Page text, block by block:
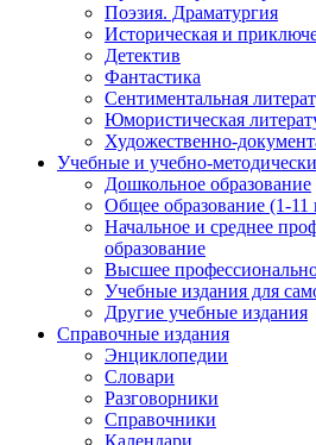
Поэзия. Драматургия
Историческая и
Детектив
Фантастика
Сентиментальная
Юмористическая
Художественно-
Учебные и учебно-
Дошкольное образование
Общее образование (1-11
Начальное и среднее
образование
Высшее
Учебные издания для
Другие учебные издания
Справочные издания
Энциклопедии
Словари
Разговорники
Справочники
Календари